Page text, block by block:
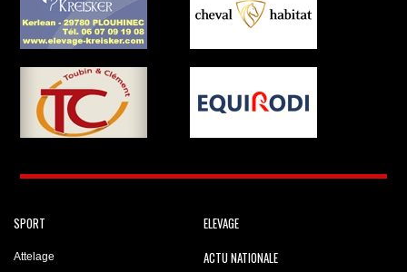
SPORT
Attelage
ELEVAGE
ACTU NATIONALE